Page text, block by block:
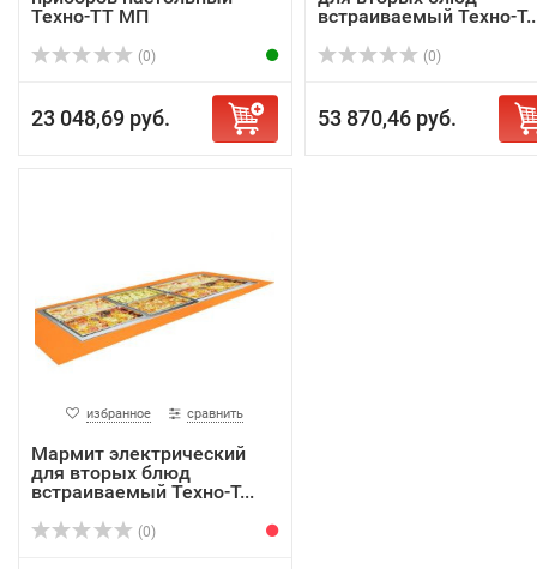
Техно-ТТ МП
(0)
23 048,69 руб.
встраиваемый Техно-
(0)
53 870,46 руб.
избранное сравнить
Мармит электрический
для вторых блюд
встраиваемый Техно-Т...
(0)